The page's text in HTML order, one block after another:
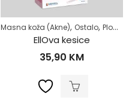
Masna koža (Akne), Ostalo, Plodnost
EllOva kesice
35,90 KM